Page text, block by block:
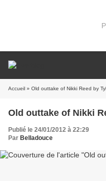
Accueil » Old outtake of Nikki Reed by
Old outtake of Nikki
Publié le 24/01/2012 à 22:29
Par Belladouce